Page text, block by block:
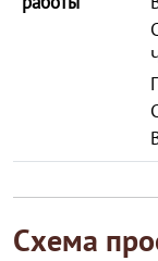
Схема